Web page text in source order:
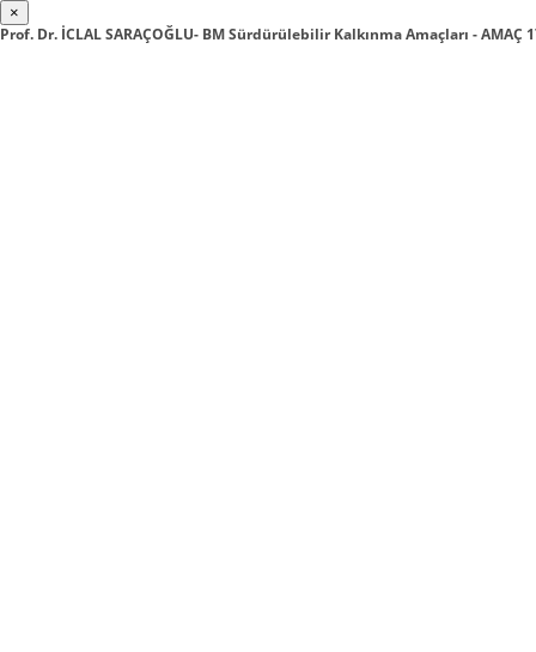
×
Prof. Dr. İCLAL SARAÇOĞLU- BM Sürdürülebilir Kalkınma Amaçları - AMAÇ